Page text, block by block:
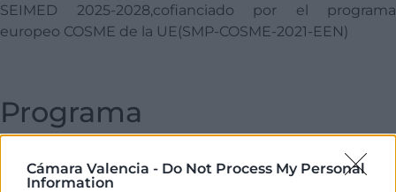
Cámara Valencia - Do Not Process My Personal
Information
SEIMED 2025-2028,cofianciado por el programa
europeo COSME de la UE(SMP-COSME-2021-EEN)
Programa
Bienvenida e inauguración del taller